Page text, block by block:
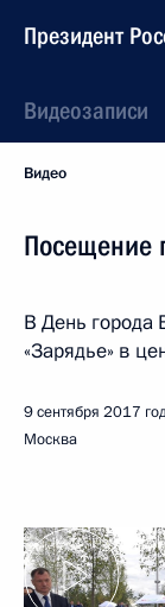
Президент
Видеозаписи
Видео
Посещение
В День города
«Зарядье» в
9 сентября 2017
Москва